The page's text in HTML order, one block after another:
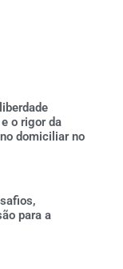
o rigor da
domiciliar no
para a